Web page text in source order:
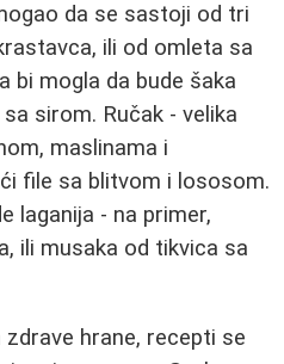
da se sastoji od tri
ili od omleta sa
bi mogla da bude šaka
sirom. Ručak - velika
maslinama i
file sa blitvom i lososom.
laganija - na primer,
ili musaka od tikvica sa
hrane, recepti se